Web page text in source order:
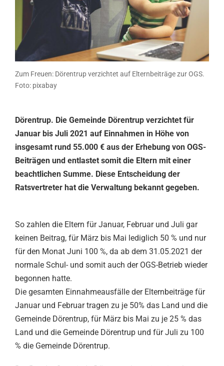
Zum Freuen: Dörentrup verzichtet auf Elternbeiträge zur OGS.
Foto: pixabay
Dörentrup. Die Gemeinde Dörentrup verzichtet für
Januar bis Juli 2021 auf Einnahmen in Höhe von
insgesamt rund 55.000 € aus der Erhebung von OGS-
Beiträgen und entlastet somit die Eltern mit einer
beachtlichen Summe. Diese Entscheidung der
Ratsvertreter hat die Verwaltung bekannt gegeben.
So zahlen die Eltern für Januar, Februar und Juli gar
keinen Beitrag, für März bis Mai lediglich 50 % und nur
für den Monat Juni 100 %, da ab dem 31.05.2021 der
normale Schul- und somit auch der OGS-Betrieb wieder
begonnen hatte.
Die gesamten Einnahmeausfälle der Elternbeiträge für
Januar und Februar tragen zu je 50% das Land und die
Gemeinde Dörentrup, für März bis Mai zu je 25 % das
Land und die Gemeinde Dörentrup und für Juli zu 100
% die Gemeinde Dörentrup.